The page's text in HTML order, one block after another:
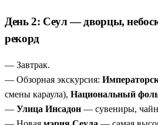
под ваш ритм и пожелания без
Природные контрасты
вулканических ландшафтов
для максимального
День 2: Сеул — дворцы,
рекорд
— Завтрак.
— Обзорная экскурсия:
смены караула), Национальный
— Улица Инсадон — сувениры,